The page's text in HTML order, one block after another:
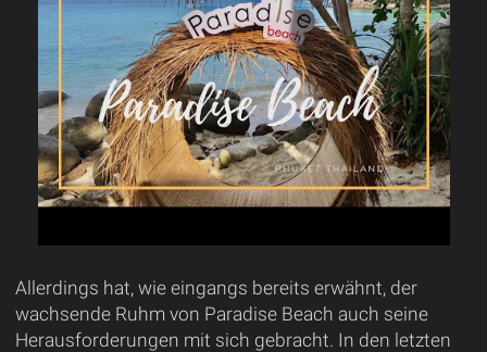
Allerdings hat, wie eingangs bereits erwähnt, der
wachsende Ruhm von Paradise Beach auch seine
Herausforderungen mit sich gebracht. In den letzten